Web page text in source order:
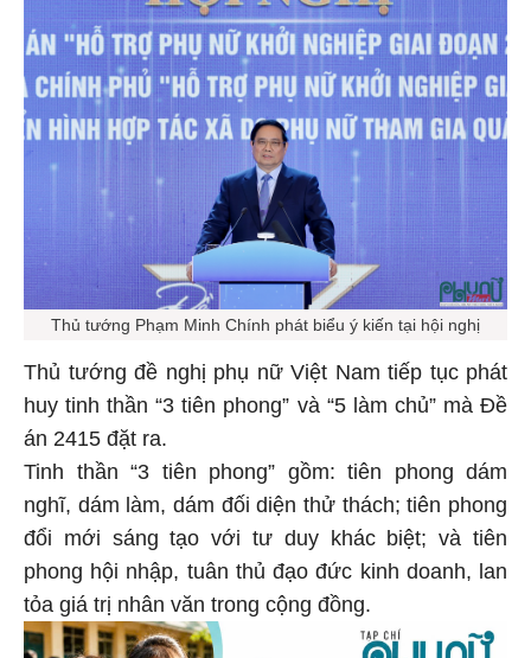
Thủ tướng Phạm Minh Chính phát biểu ý kiến tại hội nghị
Thủ tướng đề nghị phụ nữ Việt Nam tiếp tục phát
huy tinh thần “3 tiên phong” và “5 làm chủ” mà Đề
án 2415 đặt ra.
Tinh thần “3 tiên phong” gồm: tiên phong dám
nghĩ, dám làm, dám đối diện thử thách; tiên phong
đổi mới sáng tạo với tư duy khác biệt; và tiên
phong hội nhập, tuân thủ đạo đức kinh doanh, lan
tỏa giá trị nhân văn trong cộng đồng.